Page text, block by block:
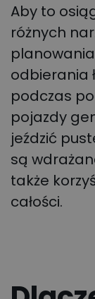
Aby to
różnych
odbierania
podczas
pojazdy
jeździć
są
także
całości.